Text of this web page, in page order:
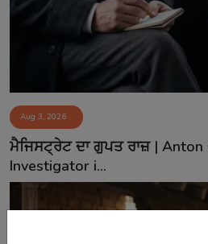
Aug 3, 2026
ਮੈਜਿਸਟ੍ਰੇਟ ਦਾ ਗੁਪਤ ਰਾਜ਼ | Anton
Investigator i...